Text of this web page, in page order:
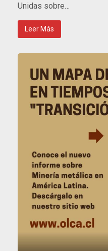
Unidas sobre…
Leer Más